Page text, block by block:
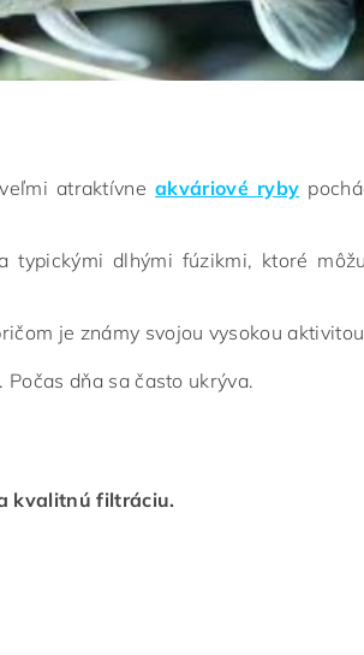
atraktívneakváriové ryby
dlhými fúzikmi, ktoré
je známy svojou vysokou
dňa sa často ukrýva.
kvalitnú filtráciu.